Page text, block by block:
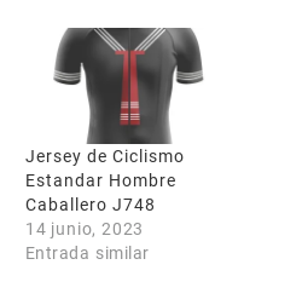
Jersey de Ciclismo
Estandar Hombre
Caballero J748
14 junio, 2023
Entrada similar